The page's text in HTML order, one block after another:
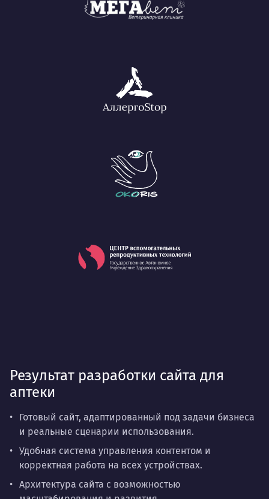
Результат разработки сайта для
аптеки
Готовый сайт, адаптированный под задачи бизнеса
и реальные сценарии использования.
Удобная система управления контентом и
корректная работа на всех устройствах.
Архитектура сайта с возможностью